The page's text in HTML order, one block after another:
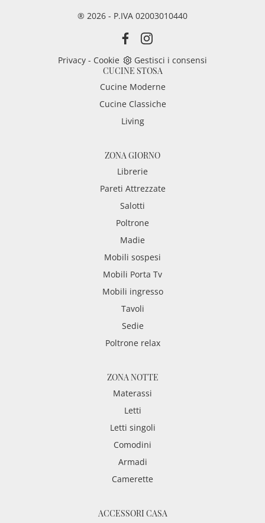
® 2026 - P.IVA 02003010440
Privacy - Cookie
Gestisci i consensi
CUCINE STOSA
Cucine Moderne
Cucine Classiche
Living
ZONA GIORNO
Librerie
Pareti Attrezzate
Salotti
Poltrone
Madie
Mobili sospesi
Mobili Porta Tv
Mobili ingresso
Tavoli
Sedie
Poltrone relax
ZONA NOTTE
Materassi
Letti
Letti singoli
Comodini
Armadi
Camerette
ACCESSORI CASA